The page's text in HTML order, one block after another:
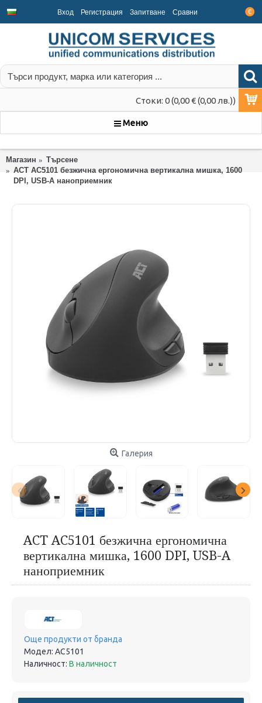
€
Вход Регистрация Запитване Срaвни
Стоки: 0 (0,00 € (0,00 лв.))
Меню
Магазин
Търсене
ACT AC5101 безжична ергономична вертикална мишка, 1600
DPI, USB-A наноприемник
Галерия
ACT AC5101 безжична ергономична
вертикална мишка, 1600 DPI, USB-A
наноприемник
Още продукти от бранда
Модел: AC5101
Наличност: В наличност